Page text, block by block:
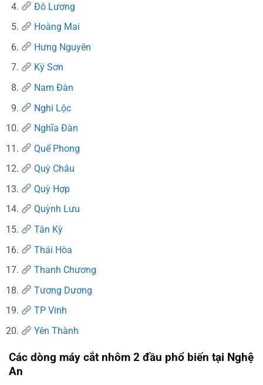
Đô Lương
Hoàng Mai
Hưng Nguyên
Kỳ Sơn
Nam Đàn
Nghi Lộc
Nghĩa Đàn
Quế Phong
Quỳ Châu
Quỳ Hợp
Quỳnh Lưu
Tân Kỳ
Thái Hòa
Thanh Chương
Tương Dương
TP Vinh
Yên Thành
Các dòng máy cắt nhôm 2 đầu phổ biến tại Nghệ
An